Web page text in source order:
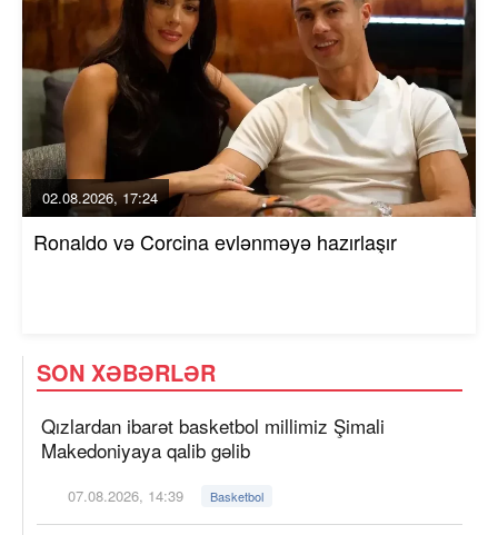
02.08.2026, 17:24
Ronaldo və Corcina evlənməyə hazırlaşır
SON XƏBƏRLƏR
Qızlardan ibarət basketbol millimiz Şimali
Makedoniyaya qalib gəlib
07.08.2026, 14:39 Basketbol